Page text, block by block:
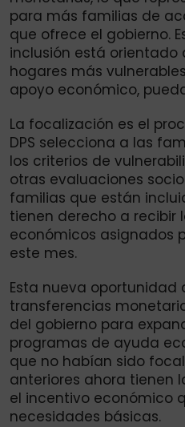
para más familias de
que ofrece el gobierno.
inclusión está orientado
hogares más
apoyo económico,
La focalización es el
DPS selecciona a las
los criterios de
otras evaluaciones
familias que están
tienen derecho a recibir
económicos asignados
este mes.
Esta nueva oportunidad
transferencias
del gobierno para
programas de ayuda
que no habían sido
anteriores ahora tienen
el incentivo económico
necesidades básicas.